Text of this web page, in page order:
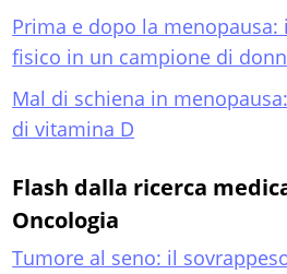
Prima e dopo la
fisico in un campione di
Mal di schiena in
di vitamina D
Flash dalla ricerca
Oncologia
Tumore al seno: il